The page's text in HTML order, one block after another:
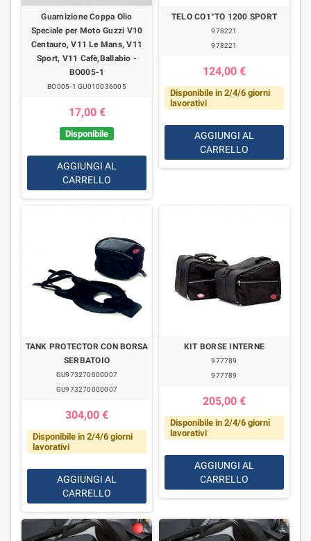
Guarnizione Coppa Olio
Speciale per Moto Guzzi V10
Centauro, V11 Le Mans, V11
Sport, V11 Cafè,Ballabio -
BO005-1
BO005-1 GU010036005
17,00 €
Disponibile
AGGIUNGI AL
CARRELLO
TELO CO1°TO 1200 SPORT
978221
978221
124,00 €
Disponibile in 2/4/6 giorni
lavorativi
AGGIUNGI AL
CARRELLO
TANK PROTECTOR CON BORSA
SERBATOIO
GU973270000007
GU973270000007
304,00 €
Disponibile in 2/4/6 giorni
lavorativi
AGGIUNGI AL
CARRELLO
KIT BORSE INTERNE
977789
977789
205,00 €
Disponibile in 2/4/6 giorni
lavorativi
AGGIUNGI AL
CARRELLO